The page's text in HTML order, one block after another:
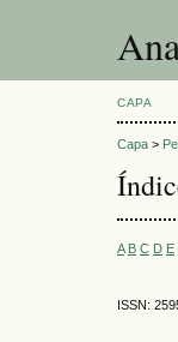
CAPA
Capa >
A B C D E
ISSN: